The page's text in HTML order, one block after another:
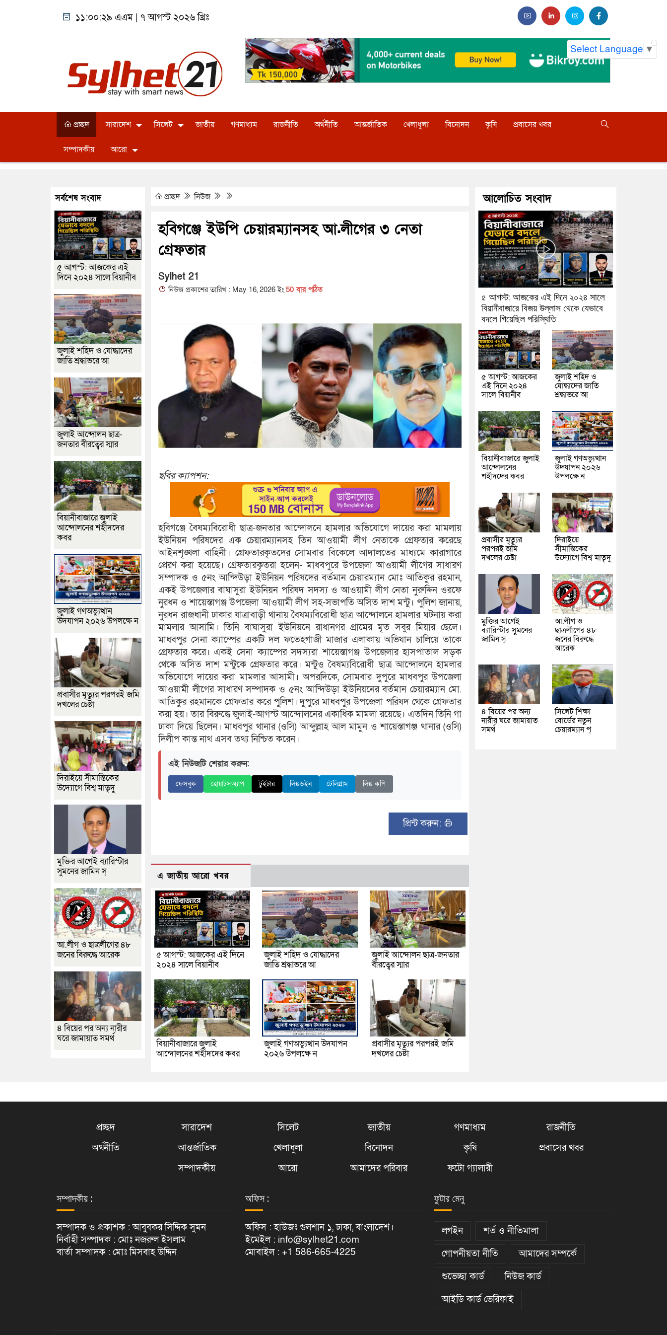
১১:০০:২৯ এএম | ৭ আগস্ট ২০২৬ খ্রিঃ
Select Language ▼
প্রচ্ছদ সারাদেশ সিলেট জাতীয় গণমাধ্যম রাজনীতি অর্থনীতি আন্তর্জাতিক খেলাধুলা বিনোদন কৃষি প্রবাসের খবর
সম্পাদকীয় আরো
প্রচ্ছদ নিউজ
হবিগঞ্জে ইউপি চেয়ারম্যানসহ আ.লীগের ৩ নেতা
গ্রেফতার
Sylhet 21
নিউজ প্রকাশের তারিখ : May 16, 2026 ইং 50 বার পঠিত
ছবির ক্যাপশন:
হবিগঞ্জে বৈষম্যবিরোধী ছাত্র-জনতার আন্দোলনে হামলার অভিযোগে দায়ের করা মামলায়
ইউনিয়ন পরিষদের এক চেয়ারম্যানসহ তিন আওয়ামী লীগ নেতাকে গ্রেফতার করেছে
আইনশৃঙ্খলা বাহিনী। গ্রেফতারকৃতদের সোমবার বিকেলে আদালতের মাধ্যমে কারাগারে
প্রেরণ করা হয়েছে। গ্রেফতারকৃতরা হলেন- মাধবপুরে উপজেলা আওয়ামী লীগের সাধারণ
সম্পাদক ও ৫নং আন্দিউড়া ইউনিয়ন পরিষদের বর্তমান চেয়ারম্যান মোঃ আতিকুর রহমান,
একই উপজেলার বাঘাসুরা ইউনিয়ন পরিষদ সদস্য ও আওয়ামী লীগ নেতা নুরুদ্দিন ওরফে
নুরধন ও শায়েস্তাগঞ্জ উপজেলা আওয়ামী লীগ সহ-সভাপতি অসিত দাশ মন্টু। পুলিশ জানায়,
নুরধন রাজধানী ঢাকার যাত্রাবাড়ী থানায় বৈষম্যবিরোধী ছাত্র আন্দোলনে হামলার ঘটনায় করা
মামলার আসামি। তিনি বাঘাসুরা ইউনিয়নে রাধানগর গ্রামের মৃত সবুর মিয়ার ছেলে।
মাধবপুর সেনা ক্যাম্পের একটি দল ফতেহগাজী মাজার এলাকায় অভিযান চালিয়ে তাকে
গ্রেফতার করে। একই সেনা ক্যাম্পের সদস্যরা শায়েস্তাগঞ্জ উপজেলার হাসপাতাল সড়ক
থেকে অসিত দাশ মন্টুকে গ্রেফতার করে। মন্টুও বৈষম্যবিরোধী ছাত্র আন্দোলনে হামলার
অভিযোগে দায়ের করা মামলার আসামী। অপরদিকে, সোমবার দুপুরে মাধবপুর উপজেলা
আওয়ামী লীগের সাধারণ সম্পাদক ও ৫নং আন্দিউড়া ইউনিয়নের বর্তমান চেয়ারম্যান মো.
আতিকুর রহমানকে গ্রেফতার করে পুলিশ। দুপুরে মাধবপুর উপজেলা পরিষদ থেকে গ্রেফতার
করা হয়। তার বিরুদ্ধে জুলাই-আগস্ট আন্দোলনের একাধিক মামলা রয়েছে। এতদিন তিনি গা
ঢাকা দিয়ে ছিলেন। মাধবপুর থানার (ওসি) আব্দুল্লাহ আল মামুন ও শায়েস্তাগঞ্জ থানার (ওসি)
দিলীপ কান্ত নাথ এসব তথ্য নিশ্চিত করেন।
এই নিউজটি শেয়ার করুন:
ফেসবুক হোয়াটসঅ্যাপ টুইটার লিঙ্কডইন টেলিগ্রাম লিঙ্ক কপি
প্রিন্ট করুন:
এ জাতীয় আরো খবর
৫ আগস্ট: আজকের এই দিনে
২০২৪ সালে বিয়ানীব
জুলাই শহিদ ও যোদ্ধাদের
জাতি শ্রদ্ধাভরে আ
জুলাই আন্দোলন ছাত্র-জনতার
বীরত্বের স্মার
বিয়ানীবাজারে জুলাই
আন্দোলনের শহীদদের কবর
জুলাই গণঅভ্যুত্থান উদযাপন
২০২৬ উপলক্ষে ন
প্রবাসীর মৃত্যুর পরপরই জমি
দখলের চেষ্টা
সর্বশেষ সংবাদ
৫ আগস্ট: আজকের এই
দিনে ২০২৪ সালে বিয়ানীব
জুলাই শহিদ ও যোদ্ধাদের
জাতি শ্রদ্ধাভরে আ
জুলাই আন্দোলন ছাত্র-
জনতার বীরত্বের স্মার
বিয়ানীবাজারে জুলাই
আন্দোলনের শহীদদের
কবর
জুলাই গণঅভ্যুত্থান
উদযাপন ২০২৬ উপলক্ষে ন
প্রবাসীর মৃত্যুর পরপরই জমি
দখলের চেষ্টা
দিরাইয়ে সীমান্তিকের
উদ্যোগে বিশ্ব মাতৃদু
মুক্তির আগেই ব্যারিস্টার
সুমনের জামিন স্
আ.লীগ ও ছাত্রলীগের ৪৮
জনের বিরুদ্ধে আরেক
৪ বিয়ের পর অন্য নারীর
ঘরে জামায়াত সমর্থ
আলোচিত সংবাদ
৫ আগস্ট: আজকের এই দিনে ২০২৪ সালে
বিয়ানীবাজারে বিজয় উল্লাস থেকে যেভাবে
বদলে গিয়েছিল পরিস্থিতি
৫ আগস্ট: আজকের
এই দিনে ২০২৪
সালে বিয়ানীব
জুলাই শহিদ ও
যোদ্ধাদের জাতি
শ্রদ্ধাভরে আ
বিয়ানীবাজারে জুলাই
আন্দোলনের
শহীদদের কবর
জুলাই গণঅভ্যুত্থান
উদযাপন ২০২৬
উপলক্ষে ন
প্রবাসীর মৃত্যুর
পরপরই জমি
দখলের চেষ্টা
দিরাইয়ে
সীমান্তিকের
উদ্যোগে বিশ্ব মাতৃদু
মুক্তির আগেই
ব্যারিস্টার সুমনের
জামিন স্
আ.লীগ ও
ছাত্রলীগের ৪৮
জনের বিরুদ্ধে
আরেক
৪ বিয়ের পর অন্য
নারীর ঘরে জামায়াত
সমর্থ
সিলেট শিক্ষা
বোর্ডের নতুন
চেয়ারম্যান প্
প্রচ্ছদ সারাদেশ সিলেট জাতীয় গণমাধ্যম
রাজনীতি
অর্থনীতি
আন্তর্জাতিক খেলাধুলা বিনোদন কৃষি
প্রবাসের খবর
সম্পাদকীয়
আরো আমাদের পরিবার ফটো গ্যালারী
সম্পাদকীয় :
সম্পাদক ও প্রকাশক : আবুবকর সিদ্দিক সুমন
নির্বাহী সম্পাদক : মোঃ নজরুল ইসলাম
বার্তা সম্পাদক : মোঃ মিসবাহ উদ্দিন
অফিস :
অফিস : হাউজঃ গুলশান ১, ঢাকা, বাংলাদেশ।
ইমেইল : info@sylhet21.com
মোবাইল : +1 586-665-4225
ফুটার মেনু
লগইন
শর্ত ও নীতিমালা
গোপনীয়তা নীতি
আমাদের সম্পর্কে
শুভেচ্ছা কার্ড
নিউজ কার্ড
আইডি কার্ড ভেরিফাই